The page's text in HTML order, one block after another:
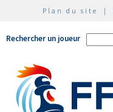
Plan du site |
Rechercher un joueur